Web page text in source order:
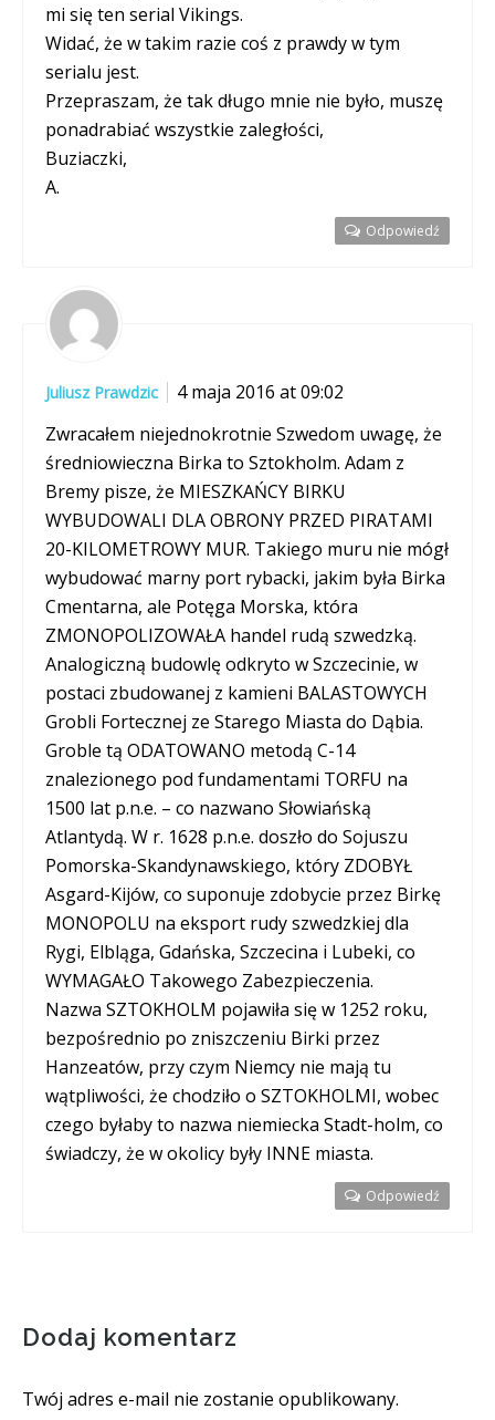
mi się ten serial Vikings.
Widać, że w takim razie coś z prawdy w tym
serialu jest.
Przepraszam, że tak długo mnie nie było, muszę
ponadrabiać wszystkie zaległości,
Buziaczki,
A.
Odpowiedź
Juliusz Prawdzic
4 maja 2016 at 09:02
Zwracałem niejednokrotnie Szwedom uwagę, że
średniowieczna Birka to Sztokholm. Adam z
Bremy pisze, że MIESZKAŃCY BIRKU
WYBUDOWALI DLA OBRONY PRZED PIRATAMI
20-KILOMETROWY MUR. Takiego muru nie mógł
wybudować marny port rybacki, jakim była Birka
Cmentarna, ale Potęga Morska, która
ZMONOPOLIZOWAŁA handel rudą szwedzką.
Analogiczną budowlę odkryto w Szczecinie, w
postaci zbudowanej z kamieni BALASTOWYCH
Grobli Fortecznej ze Starego Miasta do Dąbia.
Groble tą ODATOWANO metodą C-14
znalezionego pod fundamentami TORFU na
1500 lat p.n.e. – co nazwano Słowiańską
Atlantydą. W r. 1628 p.n.e. doszło do Sojuszu
Pomorska-Skandynawskiego, który ZDOBYŁ
Asgard-Kijów, co suponuje zdobycie przez Birkę
MONOPOLU na eksport rudy szwedzkiej dla
Rygi, Elbląga, Gdańska, Szczecina i Lubeki, co
WYMAGAŁO Takowego Zabezpieczenia.
Nazwa SZTOKHOLM pojawiła się w 1252 roku,
bezpośrednio po zniszczeniu Birki przez
Hanzeatów, przy czym Niemcy nie mają tu
wątpliwości, że chodziło o SZTOKHOLMI, wobec
czego byłaby to nazwa niemiecka Stadt-holm, co
świadczy, że w okolicy były INNE miasta.
Odpowiedź
Dodaj komentarz
Twój adres e-mail nie zostanie opublikowany.